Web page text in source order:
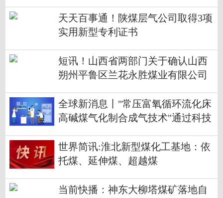
天天百事通！陕煤层气公司取得3项
实用新型专利证书
短讯！山西省两部门关于确认山西
朔州平鲁区兰花永胜煤业有限公司
体系二级达标煤矿的通知
全球新消息丨"常压富氧循环流化床
高碱煤气化制合成气技术"通过科技
化"实现国际领先
世界简讯:淮北新型煤化工基地：依
托煤、延伸煤、超越煤
当前快播：神东大柳塔煤矿落地自